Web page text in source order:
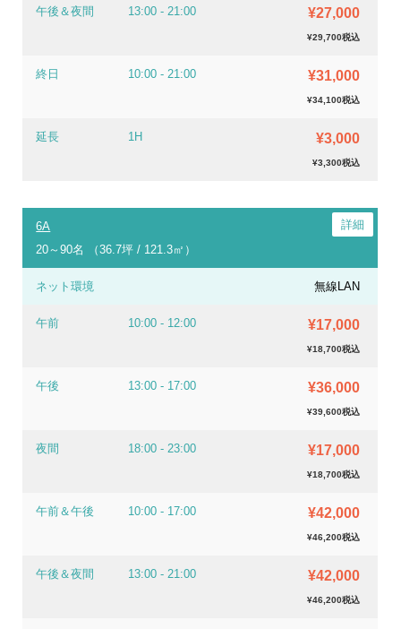
午後＆夜間 13:00 - 21:00 ¥27,000
¥29,700税込
終日 10:00 - 21:00 ¥31,000
¥34,100税込
延長 1H ¥3,000
¥3,300税込
6A
20～90名 （36.7坪 / 121.3㎡）
ネット環境 無線LAN
午前 10:00 - 12:00 ¥17,000
¥18,700税込
午後 13:00 - 17:00 ¥36,000
¥39,600税込
夜間 18:00 - 23:00 ¥17,000
¥18,700税込
午前＆午後 10:00 - 17:00 ¥42,000
¥46,200税込
午後＆夜間 13:00 - 21:00 ¥42,000
¥46,200税込